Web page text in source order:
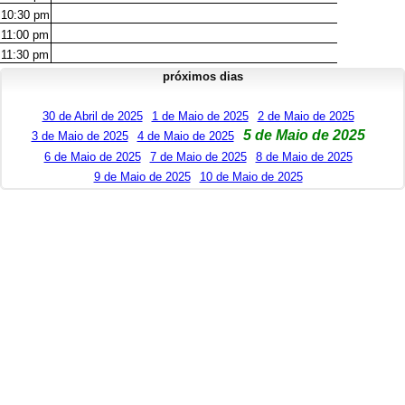
10:30 pm
11:00 pm
11:30 pm
próximos dias
30 de Abril de 2025 1 de Maio de 2025
2 de Maio de 2025
3 de Maio de 2025
4 de Maio de 2025 5 de Maio de 2025
6 de Maio de 2025 7 de Maio de 2025
8 de Maio de 2025
9 de Maio de 2025
10 de Maio de 2025